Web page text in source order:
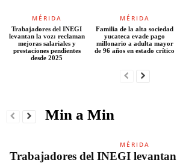
MÉRIDA
Trabajadores del INEGI
levantan la voz: reclaman
mejoras salariales y
prestaciones pendientes
desde 2025
MÉRIDA
Familia de la alta sociedad
yucateca evade pago
millonario a adulta mayor
de 96 años en estado crítico
Min a Min
MÉRIDA
Trabajadores del INEGI